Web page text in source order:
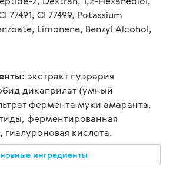
77491, CI 77499, Potassium
Limonene, Benzyl Alcohol,
экстракт пуэрария
дикаприлат (умный
фермента муки амаранта,
ферментированная
гиалуроновая кислота.
ингредиенты